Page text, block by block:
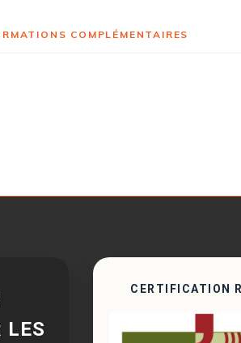
COMPLÉMENTAIRES
LES
CERTIFICATION